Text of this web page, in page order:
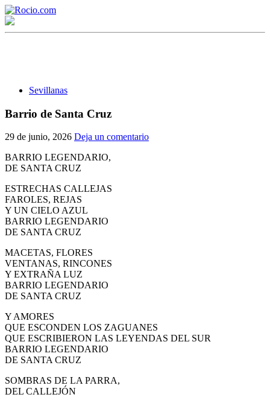
Sevillanas
Barrio de Santa Cruz
29 de junio, 2026 Deja un comentario
BARRIO LEGENDARIO,
DE SANTA CRUZ
ESTRECHAS CALLEJAS
FAROLES, REJAS
Y UN CIELO AZUL
BARRIO LEGENDARIO
DE SANTA CRUZ
MACETAS, FLORES
VENTANAS, RINCONES
Y EXTRAÑA LUZ
BARRIO LEGENDARIO
DE SANTA CRUZ
Y AMORES
QUE ESCONDEN LOS ZAGUANES
QUE ESCRIBIERON LAS LEYENDAS DEL SUR
BARRIO LEGENDARIO
DE SANTA CRUZ
SOMBRAS DE LA PARRA,
DEL CALLEJÓN
¡Bienvenido! Soy el asistente virtual de rocio.com.
Historia de la Virgen del Rocío
¿Cuándo es la romería del Rocío?
¿Cuándo se construyó la primera ermita?
El traslado cada siete años
¿Cuales son los actos principales que se celebran en el
Quiero hacer el camino,¿que tengo que hacer?
En el Rocío, ¿dónde me alojo?